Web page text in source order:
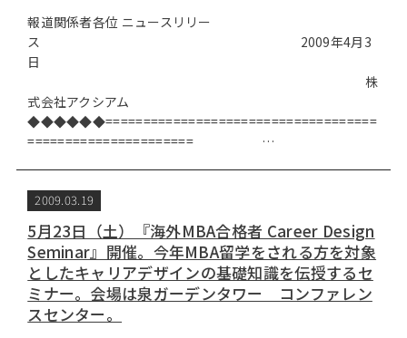
報道関係者各位 ニュースリリー
ス 2009年4月3
日
株
式会社アクシアム
◆◆◆◆◆◆====================================
====================== …
2009.03.19
5月23日（土）『海外MBA合格者 Career Design
Seminar』開催。今年MBA留学をされる方を対象
としたキャリアデザインの基礎知識を伝授するセ
ミナー。会場は泉ガーデンタワー コンファレン
スセンター。